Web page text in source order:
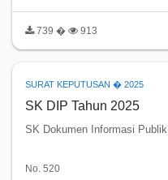
739 � 913
SURAT KEPUTUSAN � 2025
SK DIP Tahun 2025
SK Dokumen Informasi Publik
No. 520